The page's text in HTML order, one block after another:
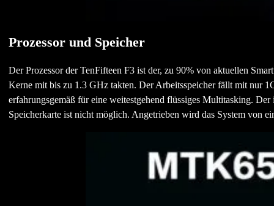
Prozessor und Speicher
Der Prozessor der TenFifteen F3 ist der, zu 90% von aktuellen
Kerne mit bis zu 1.3 GHz takten. Der Arbeitsspeicher fällt mit nur
erfahrungsgemäß für eine weitestgehend flüssiges Multitasking.
Speicherkarte ist nicht möglich. Angetrieben wird das System von